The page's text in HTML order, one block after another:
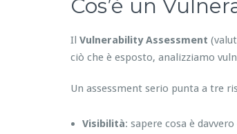
Cos’è un
Il Vulnerability Assessment
ciò che è esposto, analizziamo
Un assessment serio punta a tre
Visibilità: sapere cosa è